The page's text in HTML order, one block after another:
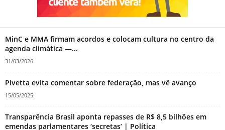
MinC e MMA firmam acordos e colocam cultura no centro da
agenda climática —...
31/03/2026
Pivetta evita comentar sobre federação, mas vê avanço
15/05/2025
Transparência Brasil aponta repasses de R$ 8,5 bilhões em
emendas parlamentares ‘secretas’ | Política